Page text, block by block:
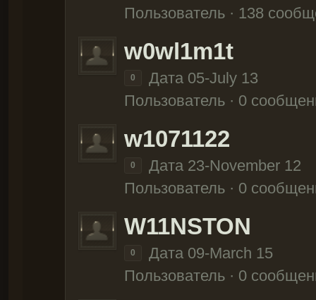
Пользователь · 138
w0wl1m1t
0
Дата 05-July 13
Пользователь · 0
w1071122
0
Дата 23-November 12
Пользователь · 0
W11NSTON
0
Дата 09-March 15
Пользователь · 0